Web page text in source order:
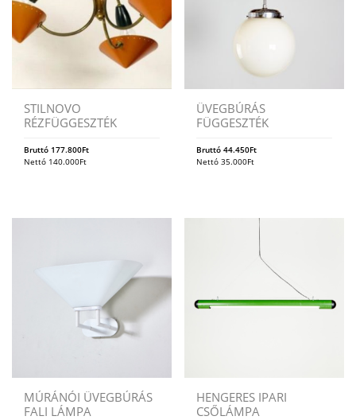
STILNOVO
RÉZFÜGGESZTÉK
Bruttó 177.800Ft
Nettó 140.000Ft
ÜVEGBÚRÁS
FÜGGESZTÉK
Bruttó44.450Ft
Nettó35.000Ft
MÚRÁNÓI ÜVEGBÚRÁS
FALI LÁMPA
HENGERES IPARI
CSŐLÁMPA